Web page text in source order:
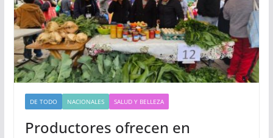
DE TODO NACIONALES SALUD Y BELLEZA
Productores ofrecen en